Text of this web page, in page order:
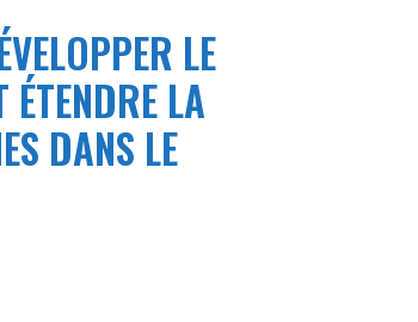
LE
ÉTENDRE LA
DANS LE